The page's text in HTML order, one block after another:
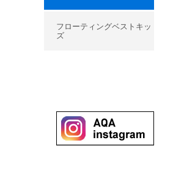
フローティングベストキッ
ズ